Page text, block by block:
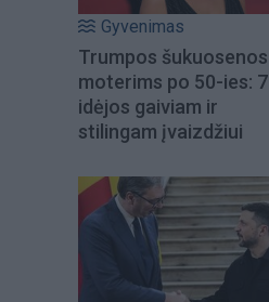
Gyvenimas
Trumpos šukuosenos
moterims po 50-ies: 7
idėjos gaiviam ir
stilingam įvaizdžiui